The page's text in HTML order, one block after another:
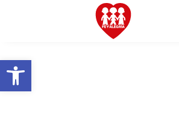
Abrir barra de herramientas